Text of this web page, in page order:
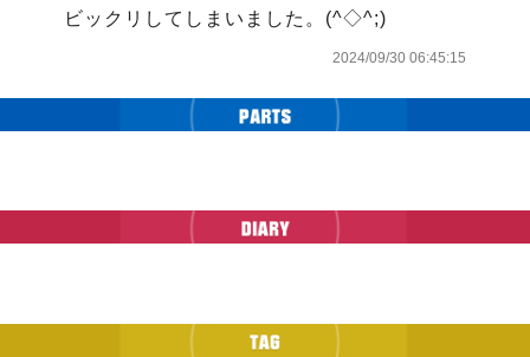
ビックリしてしまいました。(^◇^;)
2024/09/30 06:45:15